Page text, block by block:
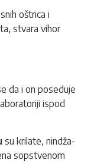
oštrica i
stvara vihor
da i on poseduje
ispod
su krilate, nindža-
sopstvenom